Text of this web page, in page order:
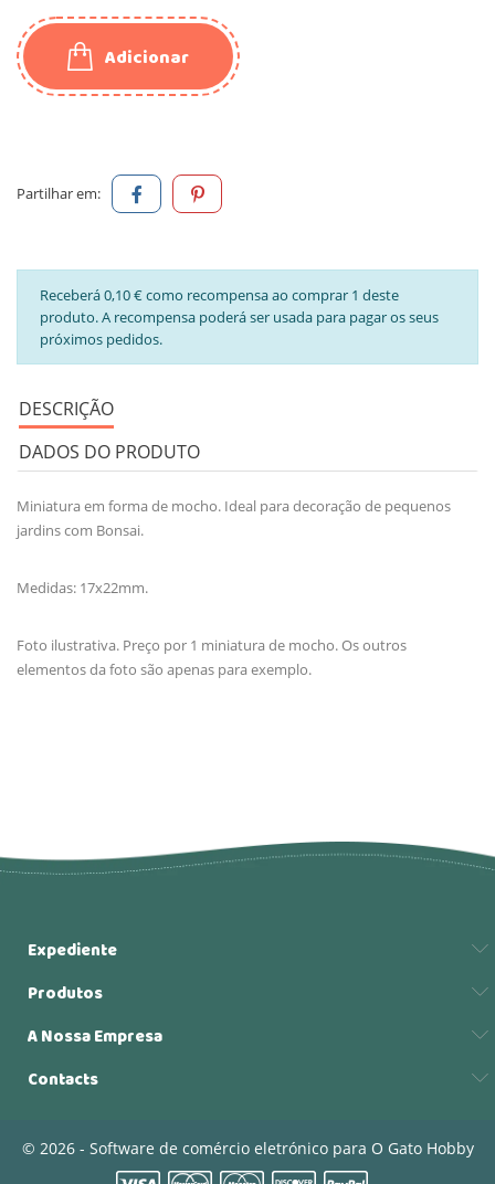
Adicionar
Partilhar em:
Receberá 0,10 € como recompensa ao comprar 1 deste
produto. A recompensa poderá ser usada para pagar os seus
próximos pedidos.
DESCRIÇÃO
DADOS DO PRODUTO
Miniatura em forma de mocho. Ideal para decoração de pequenos
jardins com Bonsai.
Medidas: 17x22mm.
Foto ilustrativa. Preço por 1 miniatura de mocho. Os outros
elementos da foto são apenas para exemplo.
Expediente
Produtos
A Nossa Empresa
Contacts
© 2026 - Software de comércio eletrónico para O Gato Hobby